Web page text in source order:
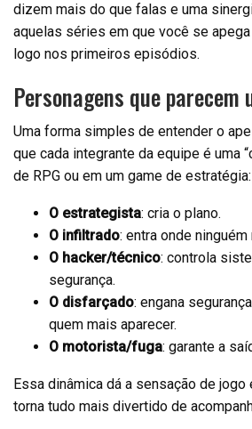
dizem mais do que falas e uma
aquelas séries em que você se apega
logo nos primeiros episódios.
Personagens que parecem
Uma forma simples de entender o
que cada integrante da equipe é uma
de RPG ou em um game de estratégia:
O estrategista: cria o plano.
O infiltrado: entra onde
O hacker/técnico: controla
segurança.
O disfarçado: engana
quem mais aparecer.
O motorista/fuga: garante a
Essa dinâmica dá a sensação de jogo
torna tudo mais divertido de